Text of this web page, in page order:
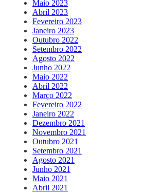
Maio 2023
Abril 2023
Fevereiro 2023
Janeiro 2023
Outubro 2022
Setembro 2022
Agosto 2022
Junho 2022
Maio 2022
Abril 2022
Março 2022
Fevereiro 2022
Janeiro 2022
Dezembro 2021
Novembro 2021
Outubro 2021
Setembro 2021
Agosto 2021
Junho 2021
Maio 2021
Abril 2021